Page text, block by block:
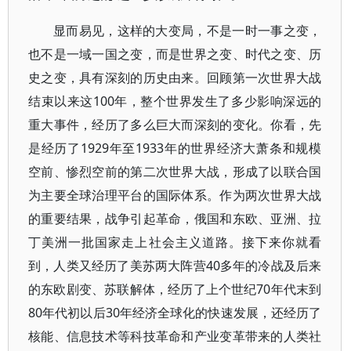
显而易见，这样的大变局，不是一时一事之变，
也不是一域一国之变，而是世界之变、时代之变、历
史之变，具有深刻的历史由来。回顾第一次世界大战
结束以来这100年，整个世界发生了多少影响深远的
重大事件，经历了多么巨大而深刻的变化。你看，先
是经历了1929年至1933年的世界经济大萧条和规模
空前、惨烈空前的第二次世界大战，形成了以联合国
为主要全球治理平台的国际体系。作为两次世界大战
的重要结果，战争引起革命，俄国和东欧、亚洲、拉
丁美洲一批国家走上社会主义道路。接下来你就看
到，人类又经历了美苏两大阵营40多年的冷战及后来
的东欧剧变、苏联解体，经历了上个世纪70年代末到
80年代初以后30年经济全球化的快速发展，还经历了
核能、信息技术等科技革命和产业变革带来的人类社